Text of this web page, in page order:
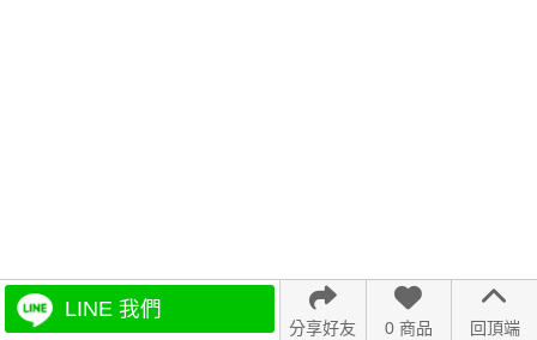
LINE 我們
回頂端
0 商品
分享好友